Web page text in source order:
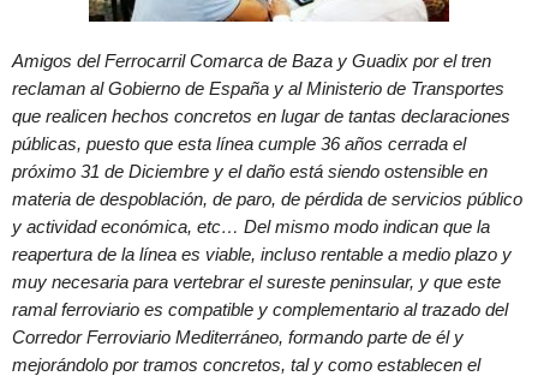
Amigos del Ferrocarril Comarca de Baza y Guadix por el tren
reclaman al Gobierno de España y al Ministerio de Transportes
que realicen hechos concretos en lugar de tantas declaraciones
públicas, puesto que esta línea cumple 36 años cerrada el
próximo 31 de Diciembre y el daño está siendo ostensible en
materia de despoblación, de paro, de pérdida de servicios público
y actividad económica, etc… Del mismo modo indican que la
reapertura de la línea es viable, incluso rentable a medio plazo y
muy necesaria para vertebrar el sureste peninsular, y que este
ramal ferroviario es compatible y complementario al trazado del
Corredor Ferroviario Mediterráneo, formando parte de él y
mejorándolo por tramos concretos, tal y como establecen el